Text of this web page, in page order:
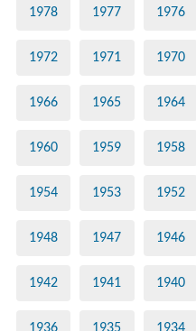
1978 1977 1976
1972 1971 1970
1966 1965 1964
1960 1959 1958
1954 1953 1952
1948 1947 1946
1942 1941 1940